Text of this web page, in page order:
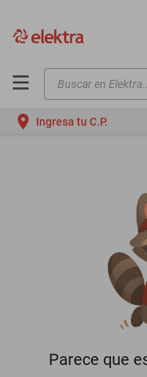
Buscar en Elektra...
Ingresa tu C.P.
Parece que
motos
oppo